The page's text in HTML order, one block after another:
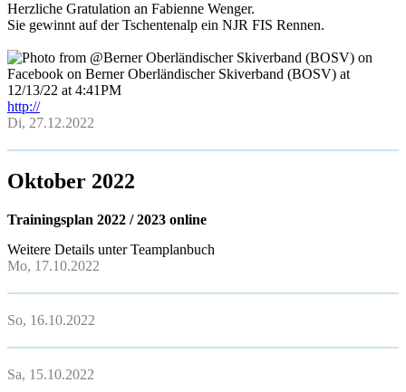
Herzliche Gratulation an Fabienne Wenger.
Sie gewinnt auf der Tschentenalp ein NJR FIS Rennen.
http://
Di, 27.12.2022
Oktober 2022
Trainingsplan 2022 / 2023 online
Weitere Details unter Teamplanbuch
Mo, 17.10.2022
So, 16.10.2022
Sa, 15.10.2022